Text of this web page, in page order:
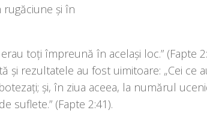
şi în
erau toţi împre­u­nă în ace­la­şi loc.” (Fapte
şi rezul­ta­te­le au fost uimi­toa­re: „Cei ce
şi, în ziua ace­ea, la numă­rul
sufle­te.” (Fapte 2:41).